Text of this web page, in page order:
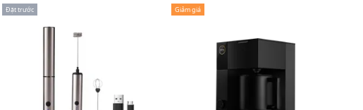
Đặt trước Giảm giá